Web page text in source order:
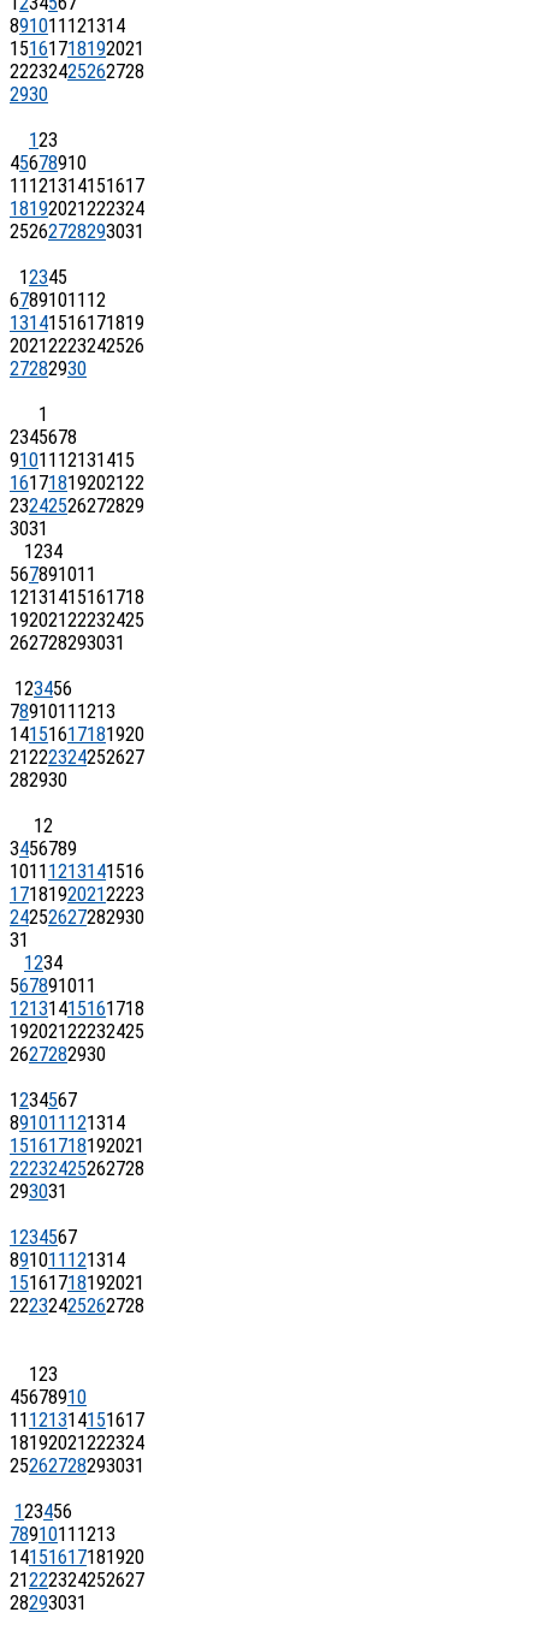
891011 121314
15161718192021
22232425262728
2930
123
45678910
11 121314151617
18192021222324
25262728293031
12345
67891011 12
13141516171819
20212223242526
27282930
1
2345678
91011 12131415
16171819202122
23242526272829
3031
1234
567891011
12131415161718
19202122232425
262728293031
123456
7891011 1213
14151617181920
21222324252627
282930
12
3456789
1011 1213141516
17181920212223
24252627282930
31
1234
567891011
12131415161718
19202122232425
2627282930
1234567
891011 121314
15161718192021
22232425262728
293031
1234567
891011 121314
15161718192021
22232425262728
123
45678910
11 121314151617
18192021222324
25262728293031
123456
7891011 1213
14151617181920
21222324252627
28293031